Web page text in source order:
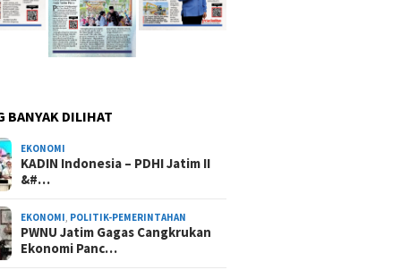
BANYAK DILIHAT
EKONOMI
KADIN Indonesia – PDHI Jatim II
&#…
EKONOMI, POLITIK-PEMERINTAHAN
PWNU Jatim Gagas Cangkrukan
Ekonomi Panc…